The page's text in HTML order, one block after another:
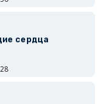
сердца